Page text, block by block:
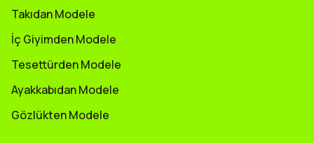
Takıdan Modele
İç Giyimden Modele
Tesettürden Modele
Ayakkabıdan Modele
Gözlükten Modele